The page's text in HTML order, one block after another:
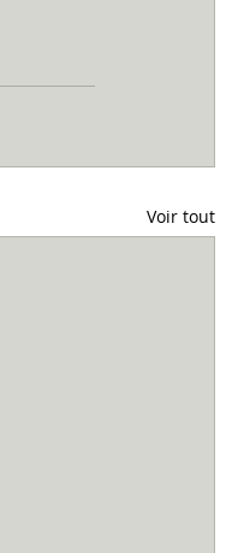
Voir tout